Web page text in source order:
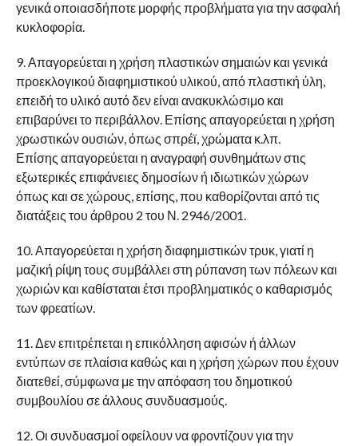
γενικά οποιασδήποτε μορφής προβλήματα για την ασφαλή
κυκλοφορία.
9. Απαγορεύεται η χρήση πλαστικών σημαιών και γενικά
προεκλογικού διαφημιστικού υλικού, από πλαστική ύλη,
επειδή το υλικό αυτό δεν είναι ανακυκλώσιμο και
επιβαρύνει το περιβάλλον. Επίσης απαγορεύεται η χρήση
χρωστικών ουσιών, όπως σπρέϊ, χρώματα κ.λπ.
Επίσης απαγορεύεται η αναγραφή συνθημάτων στις
εξωτερικές επιφάνειες δημοσίων ή ιδιωτικών χώρων
όπως και σε χώρους, επίσης, που καθορίζονται από τις
διατάξεις του άρθρου 2 του Ν. 2946/2001.
10. Απαγορεύεται η χρήση διαφημιστικών τρυκ, γιατί η
μαζική ρίψη τους συμβάλλει στη ρύπανση των πόλεων και
χωριών και καθίσταται έτσι προβληματικός ο καθαρισμός
των φρεατίων.
11. Δεν επιτρέπεται η επικόλληση αφισών ή άλλων
εντύπων σε πλαίσια καθώς και η χρήση χώρων που έχουν
διατεθεί, σύμφωνα με την απόφαση του δημοτικού
συμβουλίου σε άλλους συνδυασμούς.
12. Οι συνδυασμοί οφείλουν να φροντίζουν για την